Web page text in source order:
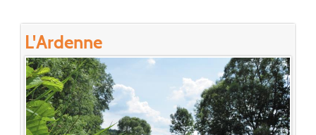
L'Ardenne